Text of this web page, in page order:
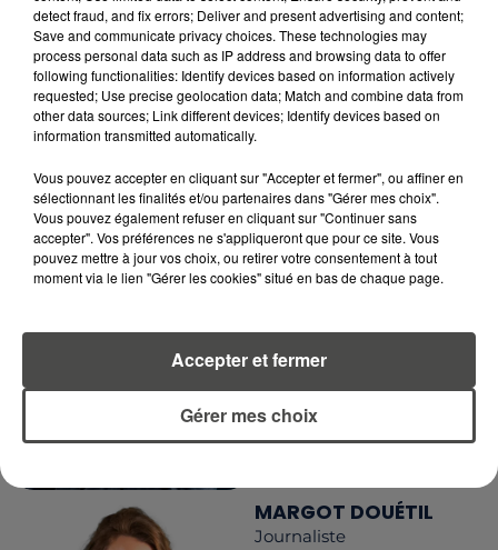
RECEVEZ LES ALERTES INFOS DE LA RÉDACTION
EN TÉLÉCHARGEANT L'APPLICATION MOBILE
RCA
LA RÉDACTION
RCA
Voir toute l'équipe RCA
DIMITRI COUTAND
Journaliste
MARGOT DOUÉTIL
Journaliste
detect fraud, and fix errors; Deliver and present advertising and content;
Save and communicate privacy choices. These technologies may
process personal data such as IP address and browsing data to offer
following functionalities: Identify devices based on information actively
requested; Use precise geolocation data; Match and combine data from
other data sources; Link different devices; Identify devices based on
information transmitted automatically.
Vous pouvez accepter en cliquant sur "Accepter et fermer", ou affiner en
sélectionnant les finalités et/ou partenaires dans "Gérer mes choix".
Vous pouvez également refuser en cliquant sur "Continuer sans
accepter". Vos préférences ne s'appliqueront que pour ce site. Vous
pouvez mettre à jour vos choix, ou retirer votre consentement à tout
moment via le lien "Gérer les cookies" situé en bas de chaque page.
Gérer mes choix
Accepter et fermer